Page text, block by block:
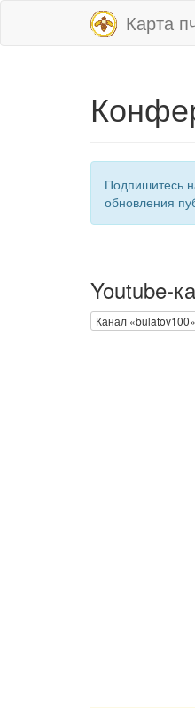
Карта
Подпишитесь
обновления
Youtube-
Канал